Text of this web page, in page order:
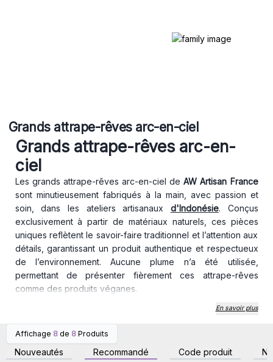
Grands attrape-rêves arc-en-ciel
Grands attrape-rêves arc-en-
ciel
Les grands attrape-rêves arc-en-ciel deAW Artisan France
sont minutieusement fabriqués à la main, avec passion et
soin, dans les ateliers artisanaux d'Indonésie. Conçus
exclusivement à partir de matériaux naturels, ces pièces
uniques reflètent le savoir-faire traditionnel et l’attention aux
détails, garantissant un produit authentique et respectueux
de l’environnement. Aucune plume n’a été utilisée,
permettant de présenter fièrement ces attrape-rêves
comme des produits véganes.
laissant filtrer que les bons pour offrir des nuits paisibles.
arc-en-ciel non seulement purifient les rêves, mais
En savoir plus
Affichage 8 de 8 Produits
Nouveautés Recommandé Code produit
Connectez-vous ou
inscrivez-vous pour
accéder aux prix de gros
inscrivez-vous pour
accéder aux prix de gros